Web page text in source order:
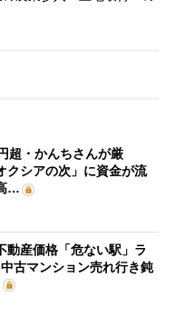
超・かんちさんが厳
クシアの次」に資金が流
…
動産価格「危ない駅」ラ
古マンション売れ行き鈍